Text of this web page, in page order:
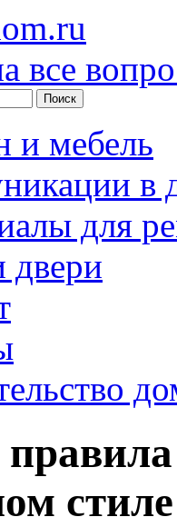
все
и мебель
в
для
двери
стиле